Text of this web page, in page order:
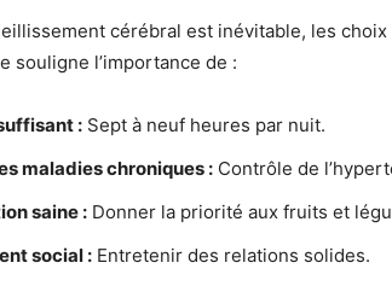
cérébral est inévitable, les
souligne l’importance de :
: Sept à neuf heures par nuit.
maladies chroniques : Contrôle de
saine : Donner la priorité aux fruits et
social : Entretenir des relations solides.